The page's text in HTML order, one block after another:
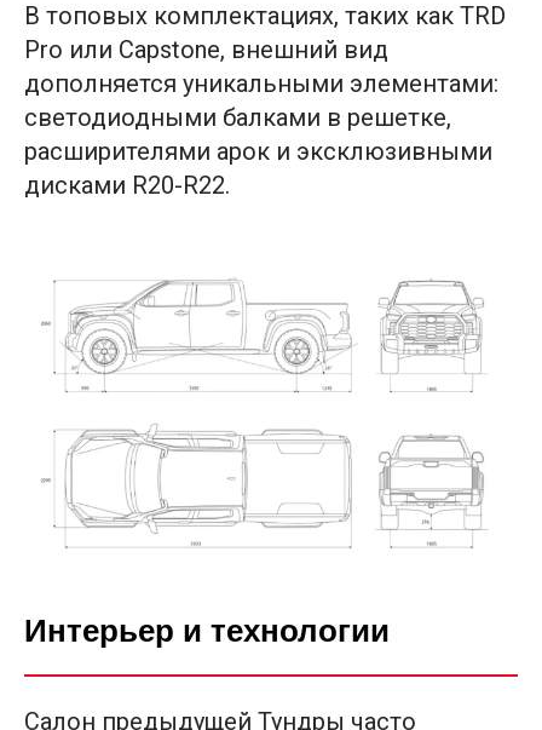
В топовых комплектациях, таких как TRD
Pro или Capstone, внешний вид
дополняется уникальными элементами:
светодиодными балками в решетке,
расширителями арок и эксклюзивными
дисками R20-R22.
Интерьер и технологии
Салон предыдущей Тундры часто